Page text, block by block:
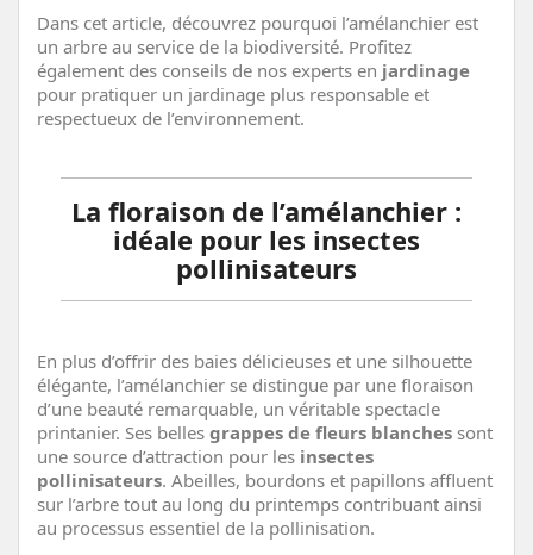
Dans cet article, découvrez pourquoi l’amélanchier est
un arbre au service de la biodiversité. Profitez
également des conseils de nos experts en jardinage
pour pratiquer un jardinage plus responsable et
respectueux de l’environnement.
La floraison de l’amélanchier :
idéale pour les insectes
pollinisateurs
En plus d’offrir des baies délicieuses et une silhouette
élégante, l’amélanchier se distingue par une floraison
d’une beauté remarquable, un véritable spectacle
printanier. Ses belles grappes de fleurs blanches sont
une source d’attraction pour les insectes
pollinisateurs. Abeilles, bourdons et papillons affluent
sur l’arbre tout au long du printemps contribuant ainsi
au processus essentiel de la pollinisation.